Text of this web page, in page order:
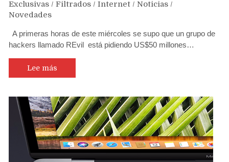
Exclusivas / Filtrados / Internet / Noticias /
Novedades
A primeras horas de este miércoles se supo que un grupo de
hackers llamado REvil está pidiendo US$50 millones…
Lee más